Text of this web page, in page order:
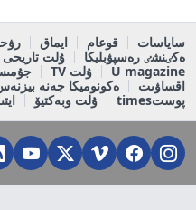
ساياسات قوعام ايماق
ەكٸنشٸ رەسپۋبليكا
ۇلت تاريحى
U magazine
ۇلت TV
اقساۋىت
ەكونوميكا جەنە
پوستtimes
ۇلت وبەكتيۆ